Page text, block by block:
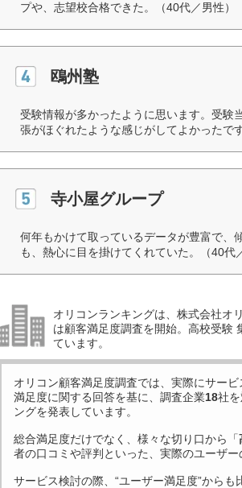
プや、志望校合格できた。（40代／男性）
鴎州塾
受験情報が多かったように思います。受験
張がほぐれたような感じがしてよかったで
寺小屋グループ
何年もかけて取っているデータが豊富で、
も、熱心に目を掛けてくれていた。（40代
オリコンランキングは、株式会社オ
は顧客満足度調査を開始。高校受験
ています。
オリコン顧客満足度調査では、実際にサービ
満足度に関する回答を基に、調査企業18社
ングを発表しています。
総合満足度だけでなく、様々な切り口から「
者の口コミや評判といった、実際のユーザー
サービス検討の際、“ユーザー満足度”からも